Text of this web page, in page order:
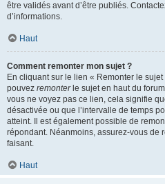
être validés avant d’être publiés.
d’informations.
Haut
Comment remonter mon sujet ?
En cliquant sur le lien « Remonter le
pouvez remonterle sujet en haut du
vous ne voyez pas ce lien, cela signifie
désactivée ou que l’intervalle de temps
atteint. Il est également possible de
répondant. Néanmoins, assurez-vous de
faisant.
Haut